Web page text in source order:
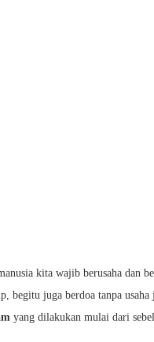
kita wajib berusaha dan
begitu juga berdoa tanpa
yang dilakukan mulai dari